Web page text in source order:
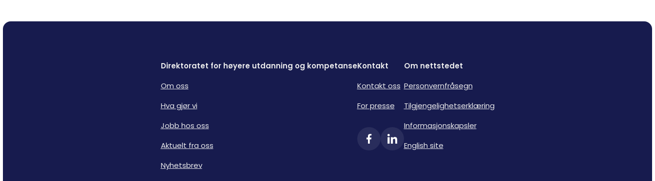
Direktoratet for høyere utdanning og kompetanse
Om oss
Hva gjør vi
Jobb hos oss
Aktuelt fra oss
Nyhetsbrev
Kontakt
Kontakt oss
For presse
Om nettstedet
Personvernfråsegn
Tilgjengelighetserklæring
Informasjonskapsler
English site